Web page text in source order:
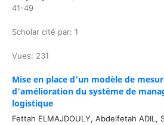
41-49
Scholar cité par: 1
Vues: 231
Mise en place d’un modèle de
d’amélioration du système de
logistique
Fettah ELMAJDOULY, Abdelfetah ADIL,